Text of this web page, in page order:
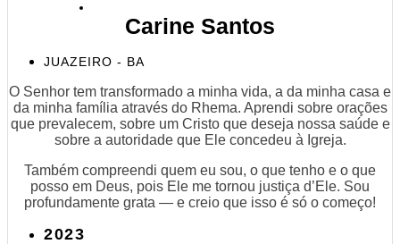
Carine Santos
JUAZEIRO - BA
O Senhor tem transformado a minha vida, a da minha casa e
da minha família através do Rhema. Aprendi sobre orações
que prevalecem, sobre um Cristo que deseja nossa saúde e
sobre a autoridade que Ele concedeu à Igreja.
Também compreendi quem eu sou, o que tenho e o que
posso em Deus, pois Ele me tornou justiça d’Ele. Sou
profundamente grata — e creio que isso é só o começo!
2023